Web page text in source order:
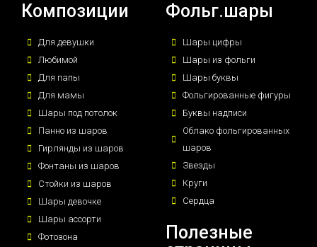
Композиции
Для девушки
Любимой
Для папы
Для мамы
Шары под потолок
Панно из шаров
Гирлянды из шаров
Фонтаны из шаров
Стойки из шаров
Шары девочке
Шары ассорти
Фотозона
Фольг.шары
Шары цифры
Шары из фольги
Шары буквы
Фольгированные фигуры
Буквы надписи
Облако фольгированных
шаров
Звезды
Круги
Сердца
Полезные